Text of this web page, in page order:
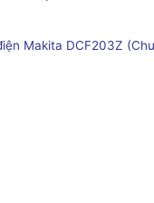
Makita DCF203Z